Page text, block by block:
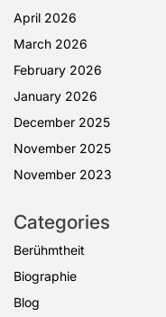
April 2026
March 2026
February 2026
January 2026
December 2025
November 2025
November 2023
Categories
Berühmtheit
Biographie
Blog